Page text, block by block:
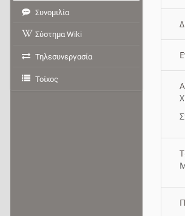
Συνομιλία
Σύστημα Wiki
Τηλεσυνεργασία
Τοίχος